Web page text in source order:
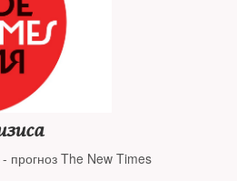
- прогноз The New Times